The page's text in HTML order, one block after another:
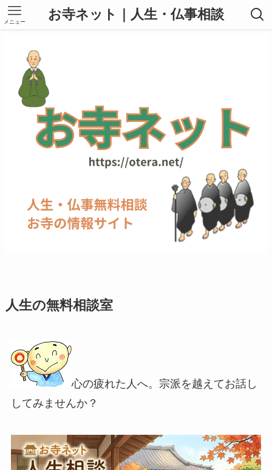
お寺ネット｜人生・仏事相談
メニュー
人生の無料相談室
心の疲れた人へ。宗派を越えてお話し
してみませんか？